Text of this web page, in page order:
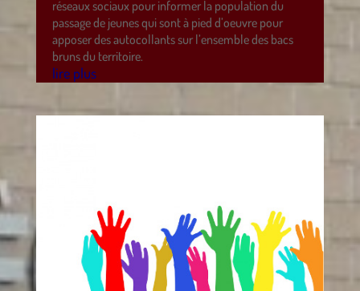
réseaux sociaux pour informer la population du
passage de jeunes qui sont à pied d’oeuvre pour
apposer des autocollants sur l’ensemble des bacs
bruns du territoire.
lire plus